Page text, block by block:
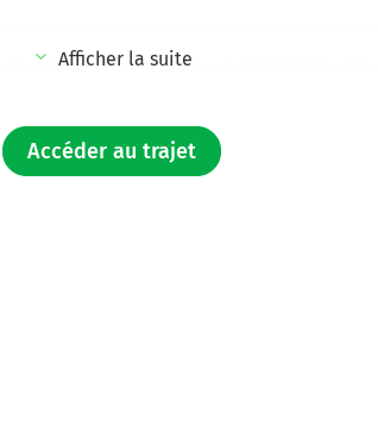
la 2ème sortie sur D51 (Rue de la Vallée) et
la 3ème sortie sur D51 (Route de la Vallée) et
Afficher la suite
Accéder au trajet